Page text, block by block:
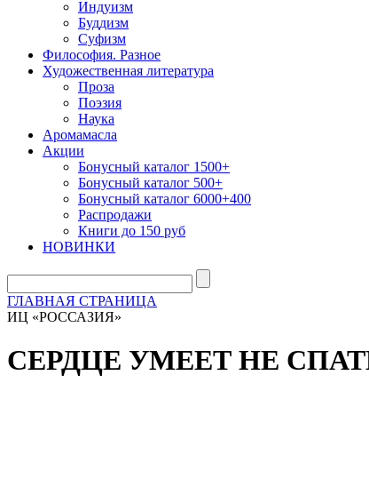
Индуизм
Буддизм
Суфизм
Философия. Разное
Художественная литература
Проза
Поэзия
Наука
Аромамасла
Акции
Бонусный каталог 1500+
Бонусный каталог 500+
Бонусный каталог 6000+400
Распродажи
Книги до 150 руб
НОВИНКИ
ГЛАВНАЯ СТРАНИЦА
ИЦ «РОССАЗИЯ»
СЕРДЦЕ УМЕЕТ НЕ